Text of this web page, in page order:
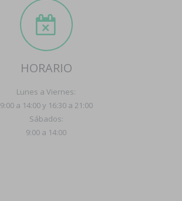
HORARIO
Lunes a Viernes:
9:00 a 14:00 y 16:30 a 21:00
Sábados:
9:00 a 14:00